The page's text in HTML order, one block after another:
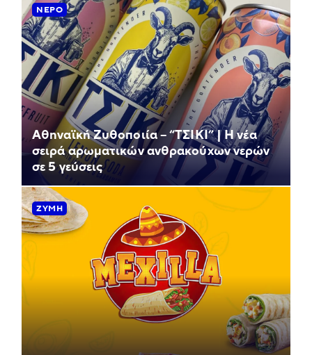
ΝΕΡΌ
Αθηναϊκή Ζυθοποιία – “ΤΣΙΚΙ” | Η νέα
σειρά αρωματικών ανθρακούχων νερών
σε 5 γεύσεις
ΖΎΜΗ